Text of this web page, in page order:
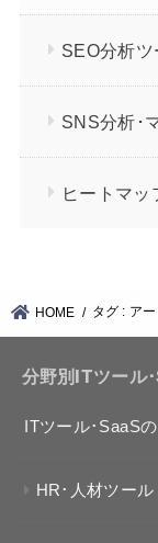
SEO分析ツ
SNS分析･
ヒートマッ
HOME タグ : ア
分野別ITツール･
ITツール･SaaS
HR･人材ツール